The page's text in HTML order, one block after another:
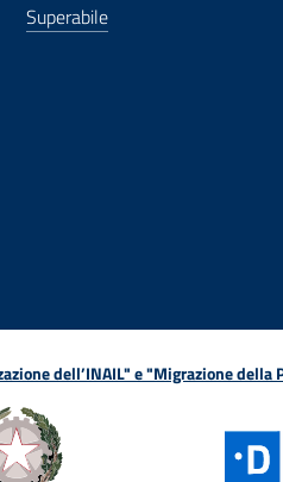
Superabile
dell’INAIL" e "Migrazione della